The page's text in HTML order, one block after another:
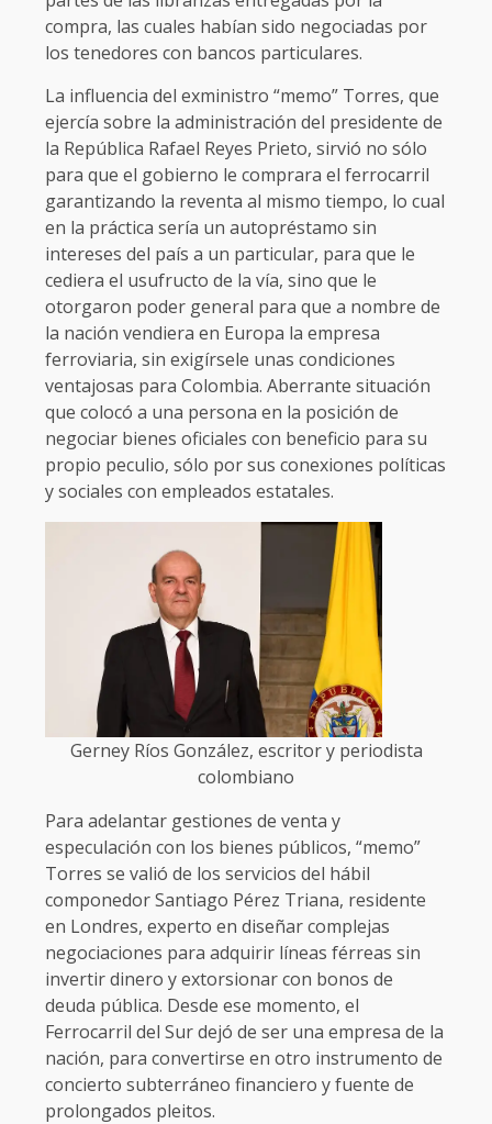
compra, las cuales habían sido negociadas por
los tenedores con bancos particulares.
La influencia del exministro “memo” Torres, que
ejercía sobre la administración del presidente de
la República Rafael Reyes Prieto, sirvió no sólo
para que el gobierno le comprara el ferrocarril
garantizando la reventa al mismo tiempo, lo cual
en la práctica sería un autopréstamo sin
intereses del país a un particular, para que le
cediera el usufructo de la vía, sino que le
otorgaron poder general para que a nombre de
la nación vendiera en Europa la empresa
ferroviaria, sin exigírsele unas condiciones
ventajosas para Colombia. Aberrante situación
que colocó a una persona en la posición de
negociar bienes oficiales con beneficio para su
propio peculio, sólo por sus conexiones políticas
y sociales con empleados estatales.
Gerney Ríos González, escritor y periodista
colombiano
Para adelantar gestiones de venta y
especulación con los bienes públicos, “memo”
Torres se valió de los servicios del hábil
componedor Santiago Pérez Triana, residente
en Londres, experto en diseñar complejas
negociaciones para adquirir líneas férreas sin
invertir dinero y extorsionar con bonos de
deuda pública. Desde ese momento, el
Ferrocarril del Sur dejó de ser una empresa de la
nación, para convertirse en otro instrumento de
concierto subterráneo financiero y fuente de
prolongados pleitos.